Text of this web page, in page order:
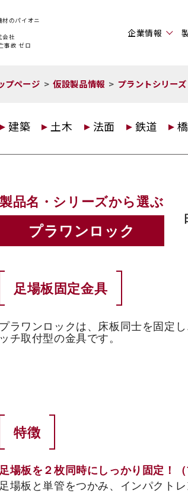
材のパイオニ
会社
事故 ゼロ
企業情報
プページ 仮設製品情報 プラントシリーズ
建築 土木 法面 鉄道
製品名・シリーズから選ぶ
プラワンロック
足場板固定金具
プラワンロックは、床板同士を固定
ッチ取付型の金具です。
特徴
足場板を２枚同時にしっかり固定！（
足場板と単管をつかみ、インパクト